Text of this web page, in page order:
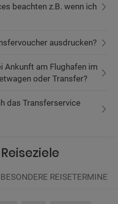
beachten z.B. wenn ich
ausdrucken?
Ankunft am Flughafen im
oder Transfer?
das Transferservice
BESONDERE REISETERMINE